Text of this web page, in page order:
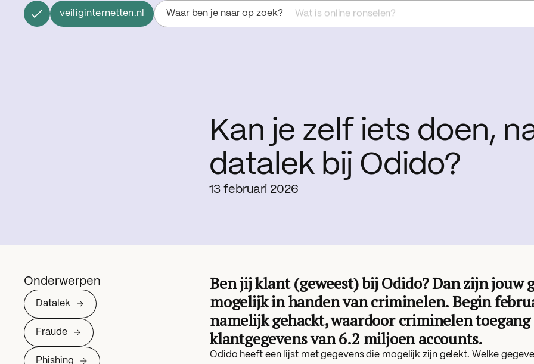
veiliginternetten.nl Waar ben je naar op zoek? Wat is online ronselen?
Kan je zelf iets doen,
datalek bij Odido?
13 februari 2026
Ben jij klant (geweest) bij Odido? Dan zijn jouw
mogelijk in handen van criminelen. Begin
namelijk gehackt, waardoor criminelen
klantgegevens van 6.2 miljoen accounts.
Odido heeft een lijst met gegevens die mogelijk zijn gelekt. Welke
Onderwerpen
Datalek
Fraude
Phishing